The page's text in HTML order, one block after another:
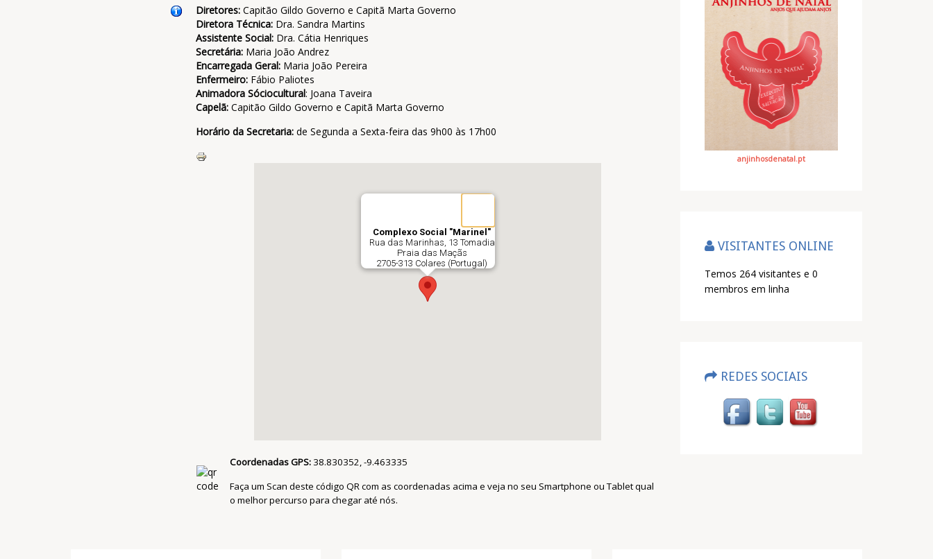
Diretores: Capitão Gildo Governo e Capitã Marta Governo
Diretora Técnica: Dra. Sandra Martins
Assistente Social: Dra. Cátia Henriques
Secretária: Maria João Andrez
Encarregada Geral: Maria João Pereira
Enfermeiro: Fábio Paliotes
Animadora Sóciocultural: Joana Taveira
Capelã: Capitão Gildo Governo e Capitã Marta Governo
Horário da Secretaria: de Segunda a Sexta-feira das 9h00 às 17h00
Complexo Social "Marinel"
Rua das Marinhas, 13 Tomadia
Praia das Maçãs
2705-313 Colares (Portugal)
Coordenadas GPS: 38.830352, -9.463335
Faça um Scan deste código QR com as coordenadas acima e veja no seu Smartphone ou Tablet qual
o melhor percurso para chegar até nós.
anjinhosdenatal.pt
VISITANTES ONLINE
Temos 264 visitantes e 0
membros em linha
REDES SOCIAIS